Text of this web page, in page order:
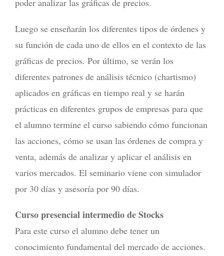
poder analizar las gráficas de precios.
Luego se enseñarán los diferentes tipos de órdenes y
su función de cada uno de ellos en el contexto de las
gráficas de precios. Por último, se verán los
diferentes patrones de análisis técnico (chartismo)
aplicados en gráficas en tiempo real y se harán
prácticas en diferentes grupos de empresas para que
el alumno termine el curso sabiendo cómo funcionan
las acciones, cómo se usan las órdenes de compra y
venta, además de analizar y aplicar el análisis en
varios mercados. El seminario viene con simulador
por 30 días y asesoría por 90 días.
Curso presencial intermedio de Stocks
Para este curso el alumno debe tener un
conocimiento fundamental del mercado de acciones.